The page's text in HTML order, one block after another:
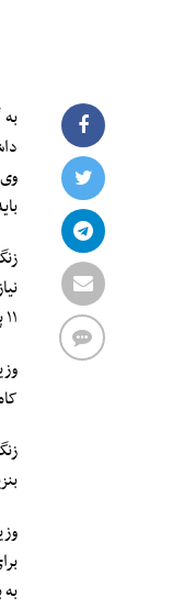
۱۱ پارس جنوبی نیز امسال آغاز خواهد شد.